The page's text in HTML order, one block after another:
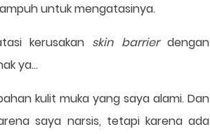
untuk mengatasinya.
kerusakan skin barrierdengan
ya...
kulit muka yang saya alami. Dan
saya narsis, tetapi karena ada